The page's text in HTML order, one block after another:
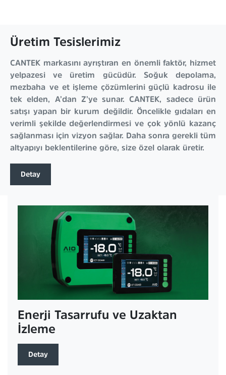
Üretim Tesislerimiz
CANTEK markasını ayrıştıran en önemli faktör, hizmet
yelpazesi ve üretim gücüdür. Soğuk depolama,
mezbaha ve et işleme çözümlerini güçlü kadrosu ile
tek elden, A’dan Z’ye sunar. CANTEK, sadece ürün
satışı yapan bir kurum değildir. Öncelikle gıdaları en
verimli şekilde değerlendirmesi ve çok yönlü kazanç
sağlanması için vizyon sağlar. Daha sonra gerekli tüm
altyapıyı beklentilerine göre, size özel olarak üretir.
Detay
Enerji Tasarrufu ve Uzaktan
İzleme
Detay